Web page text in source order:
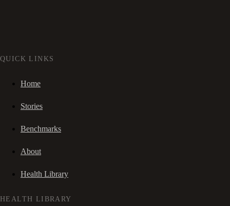
QUICK LINKS
Home
Stories
Benchmarks
About
Health Library
HEALTH LIBRARY